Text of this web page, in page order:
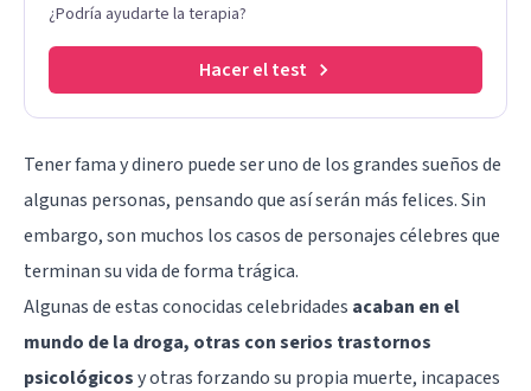
¿Podría ayudarte la terapia?
Hacer el test
Tener fama y dinero puede ser uno de los grandes sueños de
algunas personas, pensando que así serán más felices. Sin
embargo, son muchos los casos de personajes célebres que
terminan su vida de forma trágica.
Algunas de estas conocidas celebridades acaban en el
mundo de la droga, otras con serios trastornos
psicológicosy otras forzando su propia muerte, incapaces